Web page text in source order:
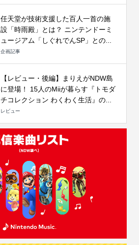
任天堂が技術支援した百人一首の施
設「時雨殿」とは？ ニンテンドーミ
ュージアム「しぐれでんSP」との...
企画記事
【レビュー・後編】まりえがNDW島
に登場！ 15人のMiiが暮らす『トモダ
チコレクション わくわく生活』の...
レビュー